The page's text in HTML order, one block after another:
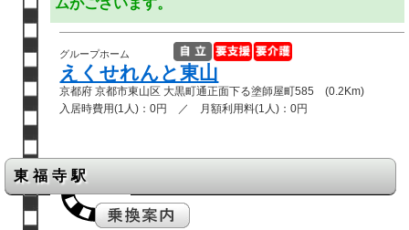
グループホーム
えくせれんと東山
京都府 京都市東山区 大黒町通正面下る塗師屋町585 (0.2Km)
入居時費用(1人)：0円 ／ 月額利用料(1人)：0円
東福寺駅